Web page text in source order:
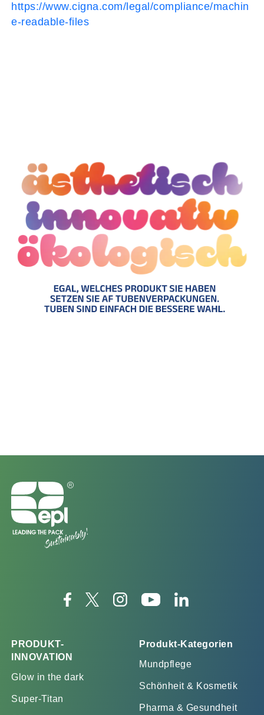
https://www.cigna.com/legal/compliance/machin
e-readable-files
PRODUKT-
INNOVATION
Glow in the dark
Super-Titan
Produkt-Kategorien
Mundpflege
Schönheit & Kosmetik
Pharma & Gesundheit